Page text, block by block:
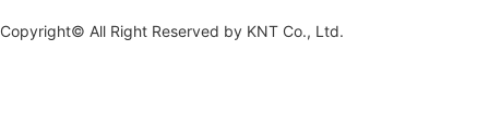
Copyright© All Right Reserved by KNT Co., Ltd.